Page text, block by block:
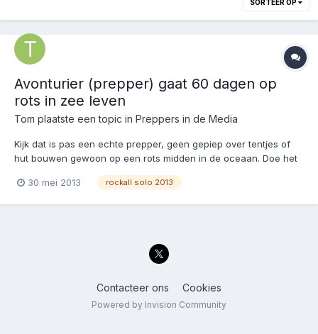
SORTEER OP
Avonturier (prepper) gaat 60 dagen op
rots in zee leven
Tom plaatste een topic in Preppers in de Media
Kijk dat is pas een echte prepper, geen gepiep over tentjes of
hut bouwen gewoon op een rots midden in de oceaan. Doe het
dagen in absolute eenzaamheid leven. Daarvoor trekt hij naar
30 mei 2013 rockall solo 2013
Contacteer ons Cookies
Powered by Invision Community